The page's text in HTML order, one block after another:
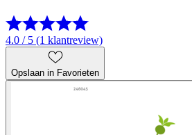
4.0 / 5 (1 klantreview)
Opslaan in Favorieten